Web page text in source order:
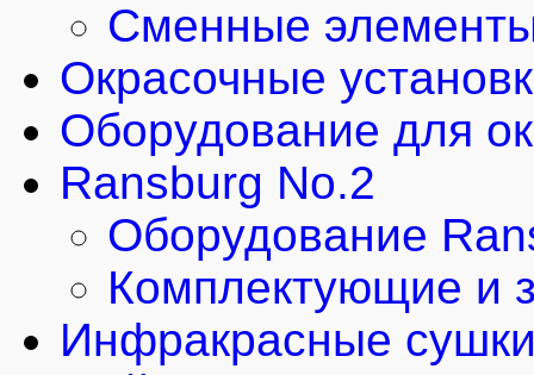
Сменные
Окрасочные
Оборудование для
Ransburg No.2
Оборудование
Комплектующие и
Инфракрасные